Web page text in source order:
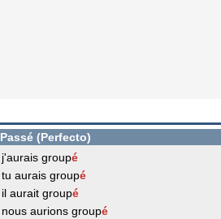
Passé (Perfecto)
j'aurais groupé
tu aurais groupé
il aurait groupé
nous aurions groupé